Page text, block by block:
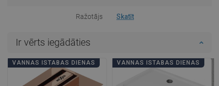
Ražotājs Skatīt
Ir vērts iegādāties
VANNAS ISTABAS DIENAS VANNAS ISTABAS DIENAS